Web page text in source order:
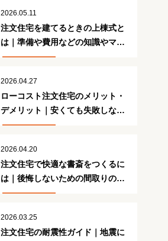
2026.05.11
注文住宅を建てるときの上棟式と
は｜準備や費用などの知識やマナ
ーを解説
2026.04.27
ローコスト注文住宅のメリット・
デメリット｜安くても失敗しない
ための注意点
2026.04.20
注文住宅で快適な書斎をつくるに
は｜後悔しないための間取りの工
夫
2026.03.25
注文住宅の耐震性ガイド｜地震に